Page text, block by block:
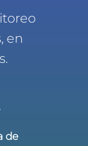
en
de